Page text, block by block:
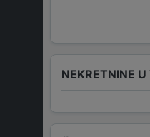
NEKRETNINE